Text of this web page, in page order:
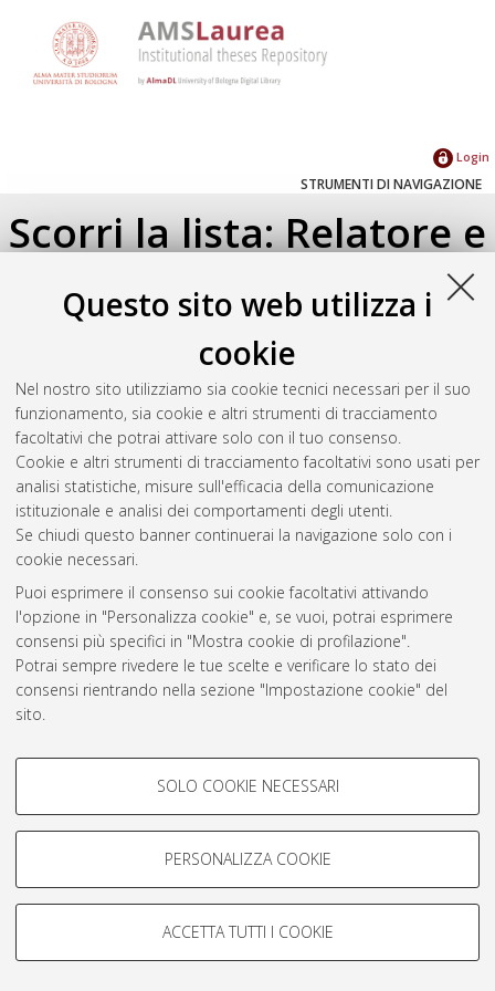
Questo sito web utilizza i
cookie
Nel nostro sito utilizziamo sia cookie tecnici necessari per il suo
funzionamento, sia cookie e altri strumenti di tracciamento
facoltativi che potrai attivare solo con il tuo consenso.
Cookie e altri strumenti di tracciamento facoltativi sono usati per
analisi statistiche, misure sull'efficacia della comunicazione
istituzionale e analisi dei comportamenti degli utenti.
Se chiudi questo banner continuerai la navigazione solo con i
cookie necessari.
Puoi esprimere il consenso sui cookie facoltativi attivando
l'opzione in "Personalizza cookie" e, se vuoi, potrai esprimere
consensi più specifici in "Mostra cookie di profilazione".
Potrai sempre rivedere le tue scelte e verificare lo stato dei
consensi rientrando nella sezione "Impostazione cookie" del
sito.
COOKIE DI PROFILAZIONE -
Si tratta di cookie utilizzati per analizzare le caratteristiche della
navigazione degli utenti, creare profili in base al loro comportamento
Mostra cookie di profilazione
COOKIE TECNICI - NECESSARI
SOLO COOKIE NECESSARI
PERSONALIZZA COOKIE
ACCETTA TUTTI I COOKIE
Login
STRUMENTI DI NAVIGAZIONE
Scorri la lista: Relatore e
Correlatore
Seleziona un valore dall'elenco sottostante.
2024(2)
Atom
Rss 1.0
Rss 2.0
AMS Laurea
Servizio implementato e gestito da AlmaDL
Impostazioni Cookie
© ALMA MATER STUDIORUM - Università di Bologna, 2007-2026.